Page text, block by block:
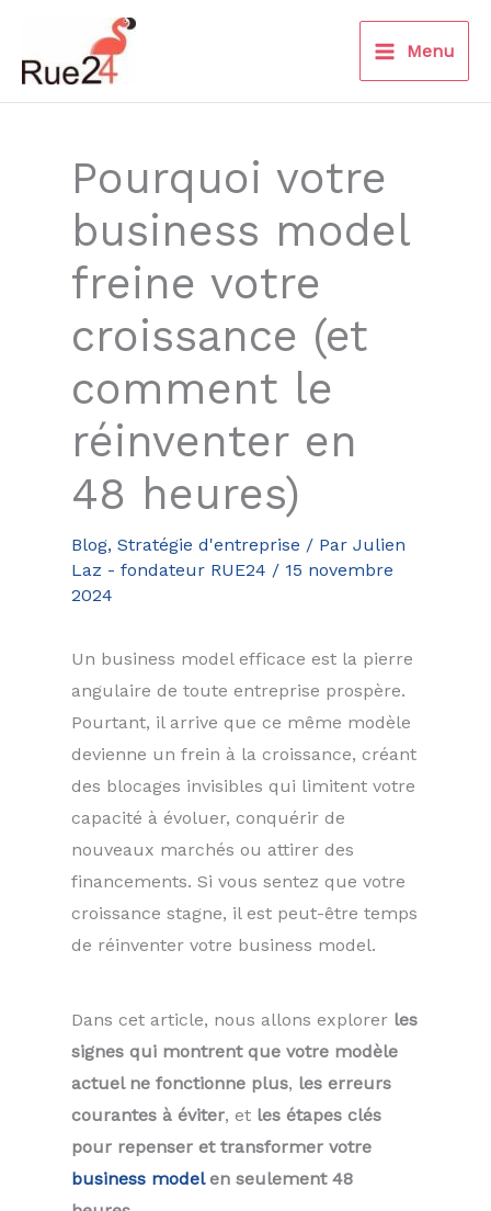
contenu
Menu
Pourquoi votre
business model
freine votre
croissance (et
comment le
réinventer en
48 heures)
Blog, Stratégie d'entreprise / Par Julien
Laz - fondateur RUE24 / 15 novembre
2024
Un business model efficace est la pierre
angulaire de toute entreprise prospère.
Pourtant, il arrive que ce même modèle
devienne un frein à la croissance, créant
des blocages invisibles qui limitent votre
capacité à évoluer, conquérir de
nouveaux marchés ou attirer des
financements. Si vous sentez que votre
croissance stagne, il est peut-être temps
de réinventer votre business model.
Dans cet article, nous allons explorer les
signes qui montrent que votre modèle
actuel ne fonctionne plus, les erreurs
courantes à éviter, et les étapes clés
pour repenser et transformer votre
business modelen seulement 48